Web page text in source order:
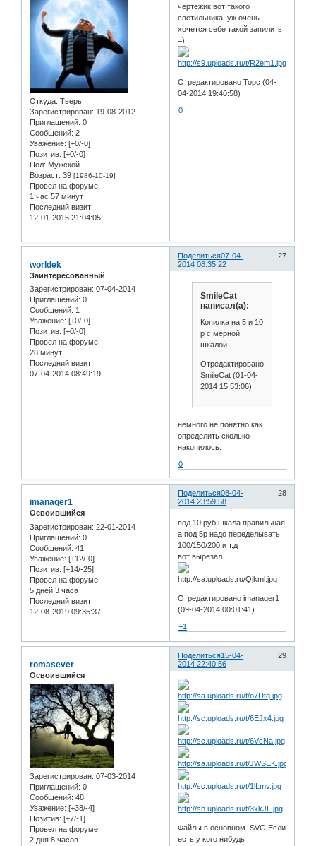
Откуда: Тверь
Зарегистрирован: 19-08-2012
Приглашений: 0
Сообщений: 2
Уважение: [+0/-0]
Позитив: [+0/-0]
Пол: Мужской
Возраст: 39 [1986-10-19]
Провел на форуме:
1 час 57 минут
Последний визит:
12-01-2015 21:04:05
чертежик вот такого
светильника, уж очень
хочется себе такой запилить
=)
Отредактировано Topc (04-
04-2014 19:40:58)
0
Поделиться 27
07-04-
2014 08:35:22
worldek
Заинтересованный
Зарегистрирован: 07-04-2014
Приглашений: 0
Сообщений: 1
Уважение: [+0/-0]
Позитив: [+0/-0]
Провел на форуме:
28 минут
Последний визит:
07-04-2014 08:49:19
SmileCat
написал(а):
Копилка на 5 и 10
р с мерной
шкалой
Отредактировано
SmileCat (01-04-
2014 15:53:06)
немного не понятно как
определить сколько
накопилось.
0
Поделиться 28
08-04-
2014 23:59:58
imanager1
Освоившийся
Зарегистрирован: 22-01-2014
Приглашений: 0
Сообщений: 41
Уважение: [+12/-0]
Позитив: [+14/-25]
Провел на форуме:
5 дней 3 часа
Последний визит:
12-08-2019 09:35:37
под 10 руб шкала правильная
а под 5р надо переделывать
100/150/200 и т.д
вот вырезал
Отредактировано imanager1
(09-04-2014 00:01:41)
+1
Поделиться 29
15-04-
2014 22:40:56
romasever
Освоившийся
Зарегистрирован: 07-03-2014
Приглашений: 0
Сообщений: 48
Уважение: [+38/-4]
Позитив: [+7/-1]
Провел на форуме:
2 дня 8 часов
Файлы в основном .SVG Если
есть у кого нибудь